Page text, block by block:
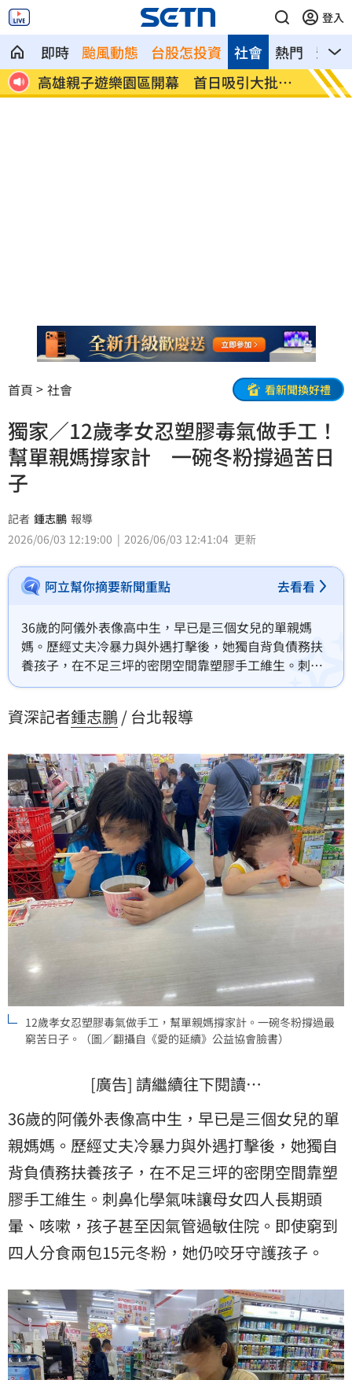
登入
即時 颱風動態 台股怎投資 熱門 影音
社會
人
突破中國打壓！台獲邀太平洋島國論壇峰
會
地震
億
首頁 社會 看新聞換好禮
獨家／12歲孝女忍塑膠毒氣做手工！
幫單親媽撐家計 一碗冬粉撐過苦日
子
記者 鍾志鵬 報導
2026/06/03 12:19:00
2026/06/03 12:41:04 更新
阿立幫你摘要新聞重點 去看看
36歲的阿儀外表像高中生，早已是三個女兒的單親媽
媽。歷經丈夫冷暴力與外遇打擊後，她獨自背負債務扶
養孩子，在不足三坪的密閉空間靠塑膠手工維生。刺鼻
化學氣味讓母女四人長期頭暈、咳嗽，孩子甚至因氣管
守護孩子。
資深記者鍾志鵬/ 台北報導
12歲孝女忍塑膠毒氣做手工，幫單親媽撐家計。一碗冬粉撐過最
窮苦日子。（圖／翻攝自《愛的延續》公益協會臉書）
[廣告] 請繼續往下閱讀…
36歲的阿儀外表像高中生，早已是三個女兒的單
親媽媽 。歷經丈夫冷暴力與外遇打擊後，她獨自
背負債務扶養孩子，在不足三坪的密閉空間靠塑
膠手工維生。刺鼻化學氣味讓母女四人長期頭
暈、咳嗽，孩子甚至因氣管過敏住院。即使窮到
四人分食兩包15元冬粉，她仍咬牙守護孩子。